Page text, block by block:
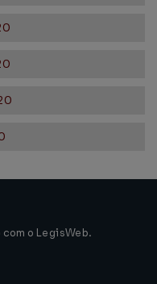
o LegisWeb.